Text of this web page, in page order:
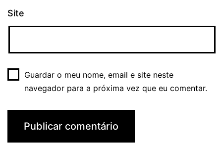
Site
Guardar o meu nome, email e site neste
navegador para a próxima vez que eu comentar.